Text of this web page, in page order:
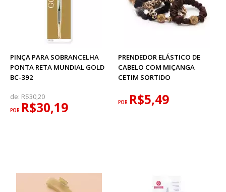
PINÇA PARA SOBRANCELHA
PONTA RETA MUNDIAL GOLD
BC-392
de: R$30,20
POR R$30,19
PRENDEDOR ELÁSTICO DE
CABELO COM MIÇANGA
CETIM SORTIDO
POR R$5,49